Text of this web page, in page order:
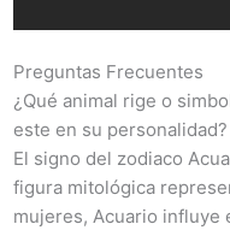
Preguntas Frecuentes
¿Qué animal rige o
este en su personalidad?
El signo del zodiaco
figura mitológica
mujeres, Acuario